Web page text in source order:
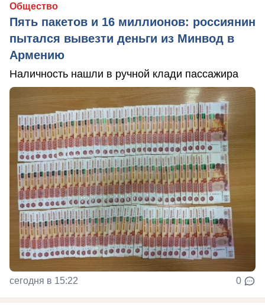
Общество
Пять пакетов и 16 миллионов: россиянин
пытался вывезти деньги из Минвод в
Армению
Наличность нашли в ручной клади пассажира
сегодня в 15:22 0